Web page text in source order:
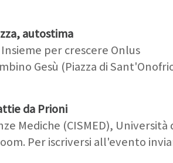
autostima
per crescere Onlus
Gesù (Piazza di
da Prioni
(CISMED), Università
Per iscriversi all'evento